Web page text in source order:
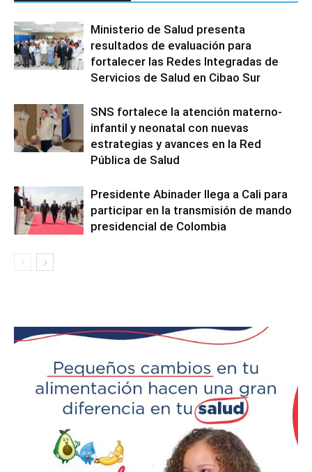
Ministerio de Salud presenta
resultados de evaluación para
fortalecer las Redes Integradas de
Servicios de Salud en Cibao Sur
SNS fortalece la atención materno-
infantil y neonatal con nuevas
estrategias y avances en la Red
Pública de Salud
Presidente Abinader llega a Cali para
participar en la transmisión de mando
presidencial de Colombia